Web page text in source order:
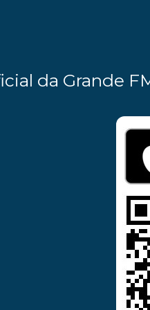
da Grande